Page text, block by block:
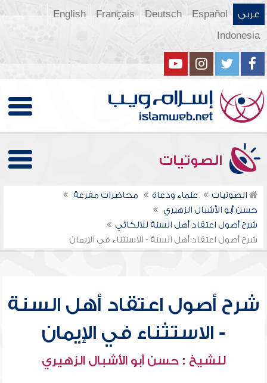
عربي Español
Deutsch
Français
English
Indonesia
الصوتيات
الصوتيات علماء ودعاة
محاضرات مفرغة
حسن أبو الأشبال الزهيري
شرح أصول اعتقاد أهل السنة للالكائي
شرح أصول اعتقاد أهل السنة - الاستثناء في الإيمان
شرح أصول اعتقاد أهل السنة
- الاستثناء في الإيمان
للشيخ : حسن أبو الأشبال الزهيري